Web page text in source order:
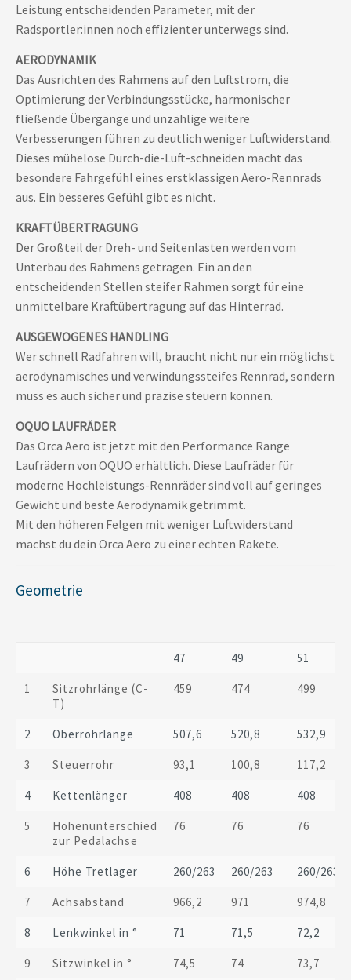
Leistung entscheidenden Parameter, mit der
Radsportler:innen noch effizienter unterwegs sind.
AERODYNAMIK
Das Ausrichten des Rahmens auf den Luftstrom, die
Optimierung der Verbindungsstücke, harmonischer
fließende Übergänge und unzählige weitere
Verbesserungen führen zu deutlich weniger Luftwiderstand.
Dieses mühelose Durch-die-Luft-schneiden macht das
besondere Fahrgefühl eines erstklassigen Aero-Rennrads
aus. Ein besseres Gefühl gibt es nicht.
KRAFTÜBERTRAGUNG
Der Großteil der Dreh- und Seitenlasten werden vom
Unterbau des Rahmens getragen. Ein an den
entscheidenden Stellen steifer Rahmen sorgt für eine
unmittelbare Kraftübertragung auf das Hinterrad.
AUSGEWOGENES HANDLING
Wer schnell Radfahren will, braucht nicht nur ein möglichst
aerodynamisches und verwindungssteifes Rennrad, sondern
muss es auch sicher und präzise steuern können.
OQUO LAUFRÄDER
Das Orca Aero ist jetzt mit den Performance Range
Laufrädern von OQUO erhältlich. Diese Laufräder für
moderne Hochleistungs-Rennräder sind voll auf geringes
Gewicht und beste Aerodynamik getrimmt.
Mit den höheren Felgen mit weniger Luftwiderstand
machst du dein Orca Aero zu einer echten Rakete.
Geometrie
47 49 51
1
Sitzrohrlänge (C-
T)
459 474 499
2 Oberrohrlänge 507,6 520,8 532,9
3 Steuerrohr 93,1 100,8 117,2
4 Kettenlänger 408 408 408
5
Höhenunterschied
zur Pedalachse
76 76 76
6 Höhe Tretlager 260/263 260/263 260/263
7 Achsabstand 966,2 971 974,8
8 Lenkwinkel in ° 71 71,5 72,2
9 Sitzwinkel in ° 74,5 74 73,7